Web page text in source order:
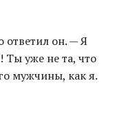
ответил он. — Я
Ты уже не та, что
мужчины, как я.